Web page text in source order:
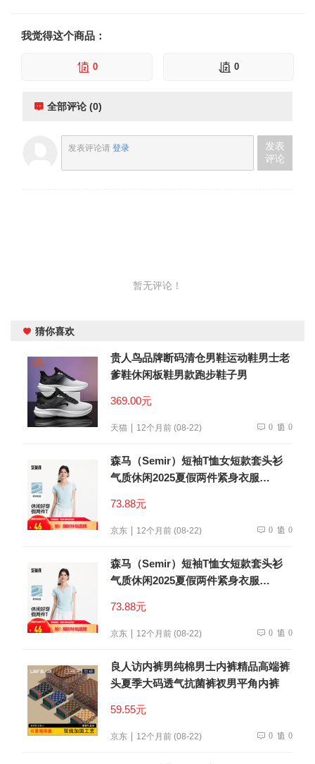
我觉得这个商品：
0 0
全部评论 (0)
发表评论请 登录
发表
评论
暂无评论！
猜你喜欢
贵人鸟品牌断码清仓男鞋运动鞋男士老
爹鞋休闲板鞋男款跑步鞋子男
369.00元
天猫 12个月前 (08-22) 0 0
森马（Semir）短袖T恤女短款套头衫
气质休闲2025夏假两件紧身衣服
73.88元
京东 12个月前 (08-22) 0 0
森马（Semir）短袖T恤女短款套头衫
气质休闲2025夏假两件紧身衣服
73.88元
京东 12个月前 (08-22) 0 0
良人访内裤男纯棉男士内裤精品高端裤
头夏季大码透气抗菌裤衩男平角内裤
59.55元
京东 12个月前 (08-22) 0 0